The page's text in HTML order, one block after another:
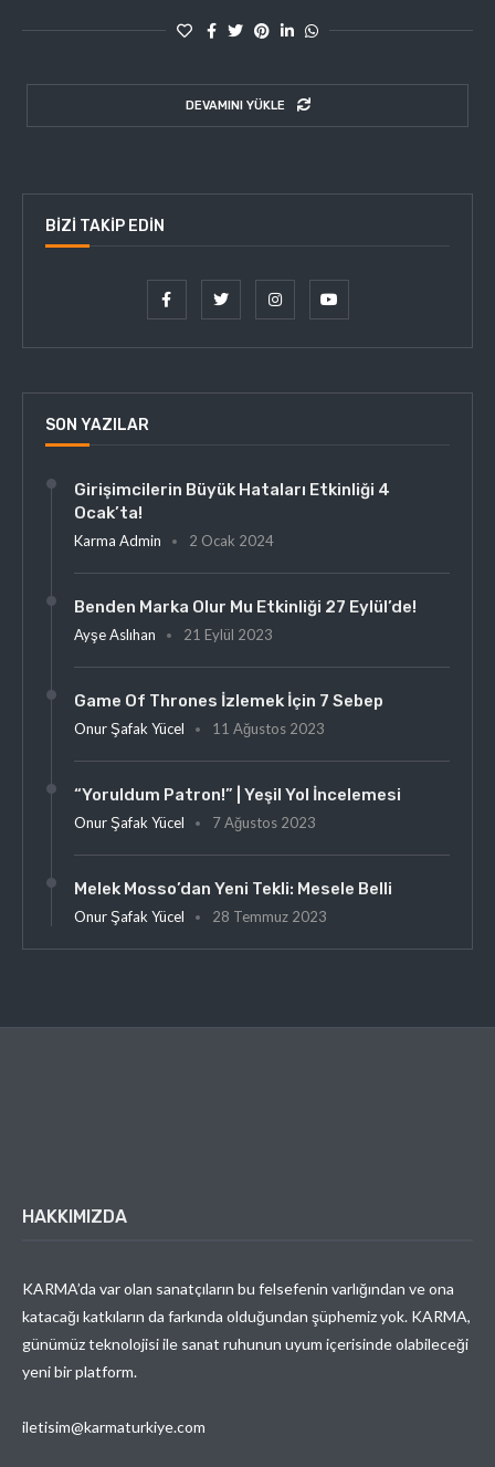
DEVAMINI YÜKLE
BIZI TAKIP EDIN
SON YAZILAR
Girişimcilerin Büyük Hataları Etkinliği 4
Ocak’ta!
Karma Admin 2 Ocak 2024
Benden Marka Olur Mu Etkinliği 27 Eylül’de!
Ayşe Aslıhan 21 Eylül 2023
Game Of Thrones İzlemek İçin 7 Sebep
Onur Şafak Yücel 11 Ağustos 2023
“Yoruldum Patron!” | Yeşil Yol İncelemesi
Onur Şafak Yücel 7 Ağustos 2023
Melek Mosso’dan Yeni Tekli: Mesele Belli
Onur Şafak Yücel 28 Temmuz 2023
HAKKIMIZDA
KARMA’da var olan sanatçıların bu felsefenin varlığından ve ona
katacağı katkıların da farkında olduğundan şüphemiz yok. KARMA,
günümüz teknolojisi ile sanat ruhunun uyum içerisinde olabileceği
yeni bir platform.
iletisim@karmaturkiye.com